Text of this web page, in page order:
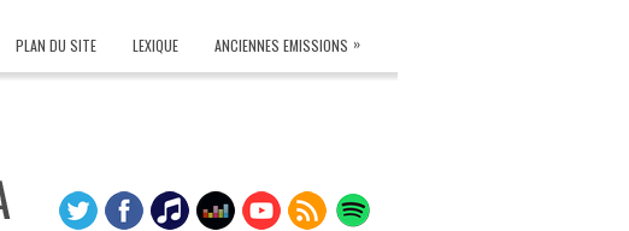
PLAN DU SITE LEXIQUE ANCIENNES EMISSIONS »